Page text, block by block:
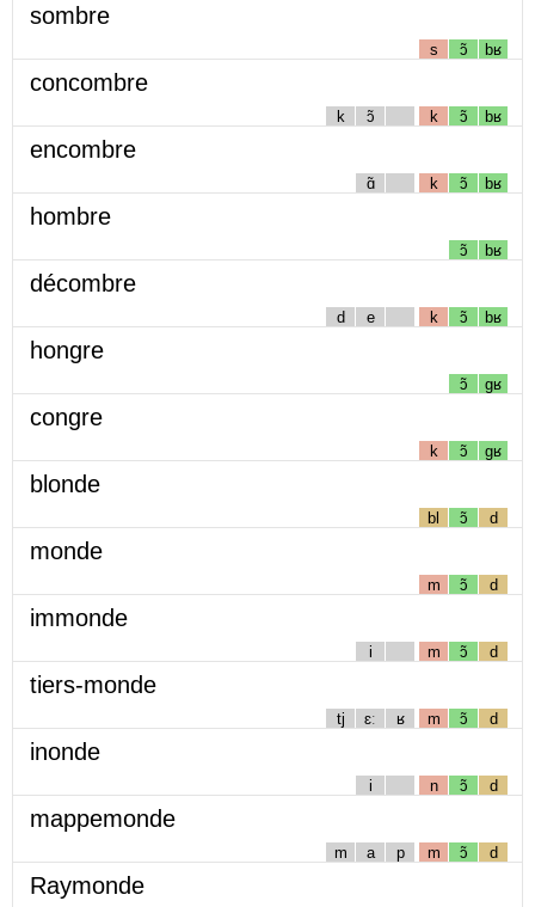
sombre
s ɔ̃ bʁ
concombre
k ɔ̃ k ɔ̃ bʁ
encombre
ɑ̃ k ɔ̃ bʁ
hombre
ɔ̃ bʁ
décombre
d e k ɔ̃ bʁ
hongre
ɔ̃ gʁ
congre
k ɔ̃ gʁ
blonde
bl ɔ̃ d
monde
m ɔ̃ d
immonde
i m ɔ̃ d
tiers-monde
tj ɛː ʁ m ɔ̃ d
inonde
i n ɔ̃ d
mappemonde
m a p m ɔ̃ d
Raymonde